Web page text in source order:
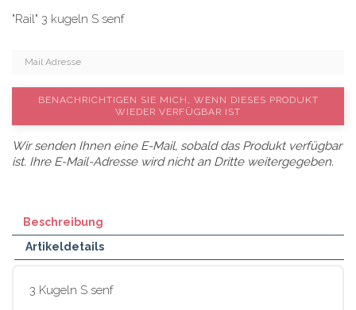
"Rail" 3 kugeln S senf
BENACHRICHTIGEN SIE MICH, WENN DIESES PRODUKT
WIEDER VERFÜGBAR IST
Wir senden Ihnen eine E-Mail, sobald das Produkt verfügbar
ist. Ihre E-Mail-Adresse wird nicht an Dritte weitergegeben.
Beschreibung
Artikeldetails
3 Kugeln S senf